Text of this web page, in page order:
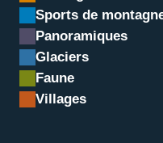
Sports de
Panoramiques
Glaciers
Faune
Villages